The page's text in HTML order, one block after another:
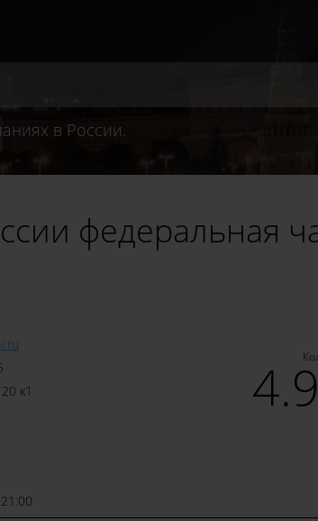
в России.
федеральная
4.9
к1